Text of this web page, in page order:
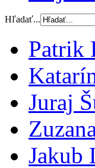
Hľadať...
Patrik
Juraj
Jakub